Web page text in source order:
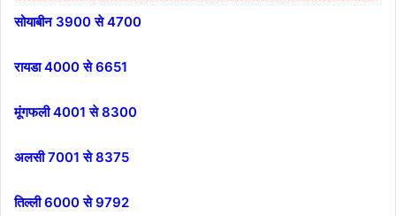
सोयाबीन 3900 से 4700
रायडा 4000 से 6651
मूंगफली 4001 से 8300
अलसी 7001 से 8375
तिल्ली 6000 से 9792